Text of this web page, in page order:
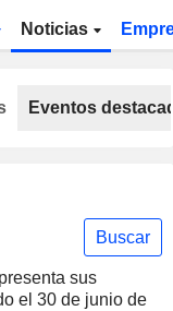
Noticias
Buscar
sus
el 30 de junio de
Eventos